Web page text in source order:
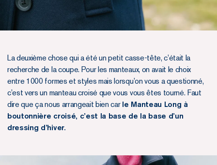
La deuxième chose qui a été un petit casse-tête, c’était la
recherche de la coupe. Pour les manteaux, on avait le choix
entre 1000 formes et styles mais lorsqu’on vous a questionné,
c’est vers un manteau croisé que vous vous êtes tourné. Faut
dire que ça nous arrangeait bien car le Manteau Long à
boutonnière croisé, c’est la base de la base d’un
dressing d’hiver.